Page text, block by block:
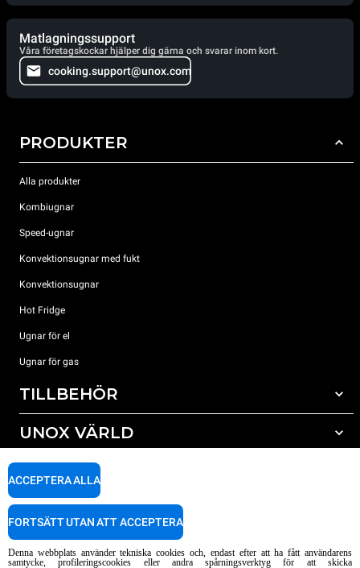
Matlagningssupport
Våra företagskockar hjälper dig gärna och svarar inom kort.
cooking.support@unox.com
PRODUKTER
Alla produkter
Kombiugnar
Speed-ugnar
Konvektionsugnar med fukt
Konvektionsugnar
Hot Fridge
Ugnar för el
Ugnar för gas
TILLBEHÖR
Alla tillbehör
Rengöringsmedel för mauell rengöring
Vattenbehandling med omvänd osmosisk
UNOX VÄRLD
Våra kontor runt om i världen
SUPPORT
HITTA SERVICECENTER
Denna webbplats använder tekniska cookies och, endast efter att ha fått användarens
samtycke, profileringscookies eller andra spårningsverktyg för att skicka
ACCEPTERA ALLA
FORTSÄTT UTAN ATT ACCEPTERA